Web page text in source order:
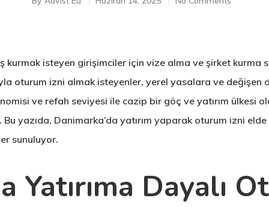
kurmak isteyen girişimciler için vize alma ve şirket kurma
oturum izni almak isteyenler, yerel yasalara ve değişen
ve refah seviyesi ile cazip bir göç ve yatırım ülkesi
yazıda, Danimarka’da yatırım yaparak oturum izni
sunuluyor.
Yatırıma Dayalı